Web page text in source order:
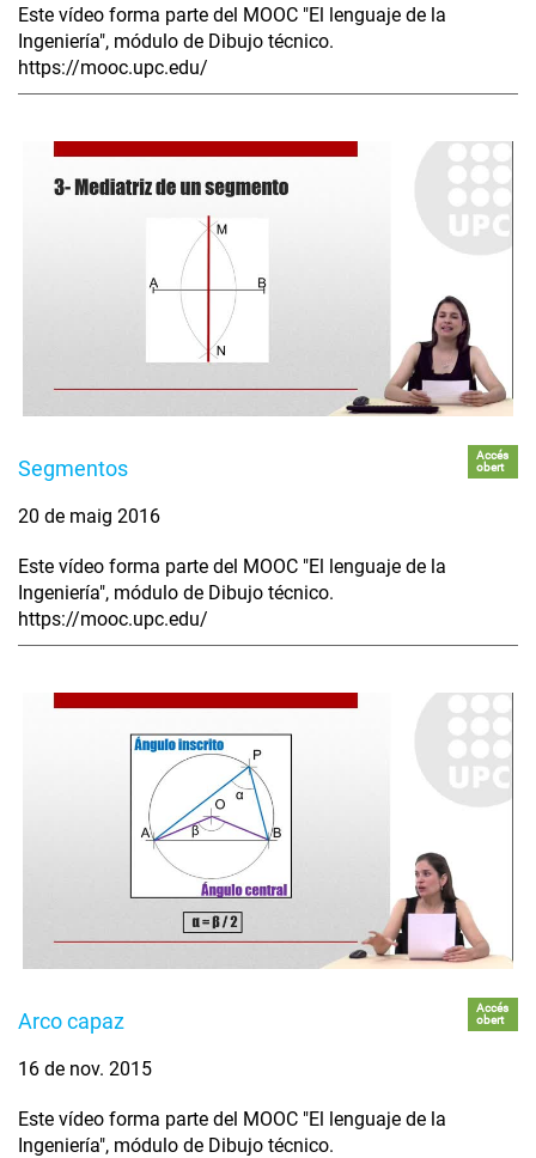
Este vídeo forma parte del MOOC "El lenguaje de la
Ingeniería", módulo de Dibujo técnico.
https://mooc.upc.edu/
Segmentos
Accés
obert
20 de maig 2016
Este vídeo forma parte del MOOC "El lenguaje de la
Ingeniería", módulo de Dibujo técnico.
https://mooc.upc.edu/
Arco capaz
Accés
obert
16 de nov. 2015
Este vídeo forma parte del MOOC "El lenguaje de la
Ingeniería", módulo de Dibujo técnico.